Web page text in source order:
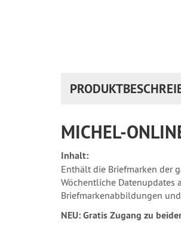
MICHEL-
Inhalt:
Enthält die Briefmarken der
Wöchentliche Datenupdates
Briefmarkenabbildungen
NEU: Gratis Zugang zu